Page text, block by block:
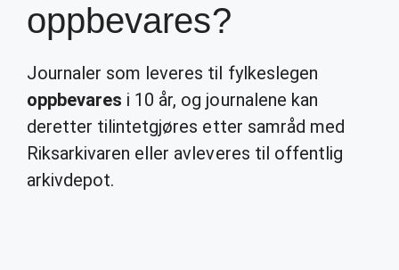
oppbevares?
Journaler som leveres til fylkeslegen
oppbevares i 10 år, og journalene kan
deretter tilintetgjøres etter samråd med
Riksarkivaren eller avleveres til offentlig
arkivdepot.